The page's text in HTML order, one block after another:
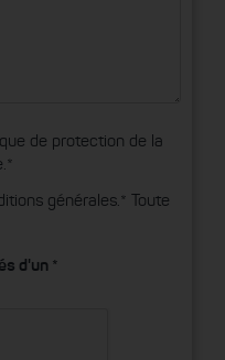
de protection de la
générales.* Toute
d'un *